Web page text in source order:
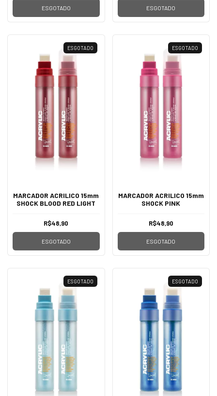
ESGOTADO ESGOTADO
ESGOTADO
MARCADOR ACRILICO 15mm
SHOCK BLOOD RED LIGHT
R$48,90
ESGOTADO
ESGOTADO
MARCADOR ACRILICO 15mm
SHOCK PINK
R$48,90
ESGOTADO
ESGOTADO ESGOTADO